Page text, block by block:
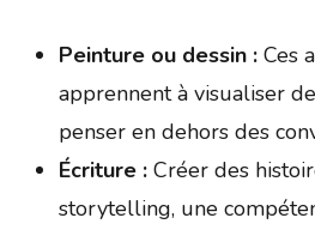
Peinture ou dessin :Ces
apprennent à visualiser
penser en dehors des
Écriture :Créer des
storytelling, une